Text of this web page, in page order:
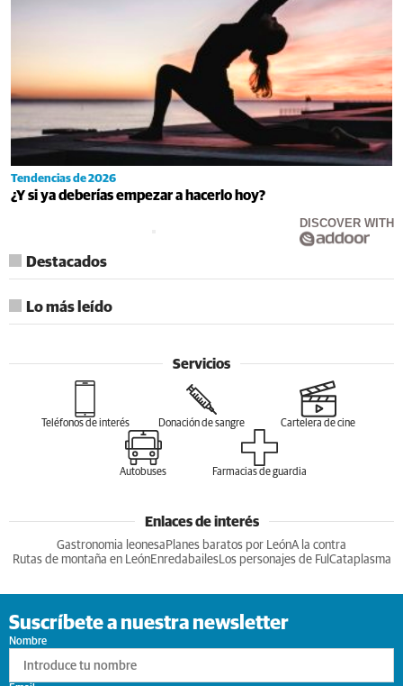
Tendencias de 2026
¿Y si ya deberías empezar a hacerlo hoy?
DISCOVER WITH
Destacados
Lo más leído
Servicios
Teléfonos de interés Donación de sangre Cartelera de cine
Autobuses Farmacias de guardia
Enlaces de interés
Gastronomia leonesa Planes baratos por LeónA la contra
Rutas de montaña en LeónEnredabailesLos personajes de Ful Cataplasma
Suscríbete a nuestra newsletter
Nombre